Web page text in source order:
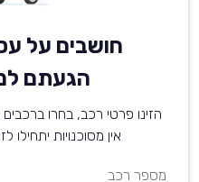
חושבים על
הגעתם
הזינו פרטי רכב, בחרו
אין מסוכנויות יתחילו
מספר רכב